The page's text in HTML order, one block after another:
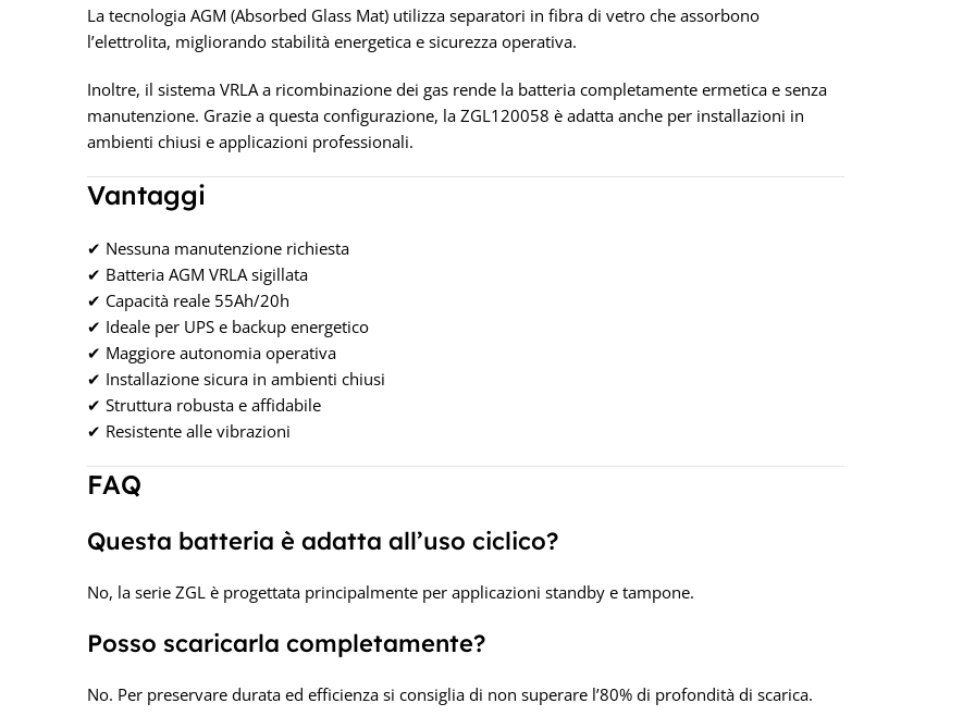
La tecnologia AGM (Absorbed Glass Mat) utilizza separatori in fibra di vetro che assorbono
l’elettrolita, migliorando stabilità energetica e sicurezza operativa.
Inoltre, il sistema VRLA a ricombinazione dei gas rende la batteria completamente ermetica e senza
manutenzione. Grazie a questa configurazione, la ZGL120058 è adatta anche per installazioni in
ambienti chiusi e applicazioni professionali.
Vantaggi
✔ Nessuna manutenzione richiesta
✔ Batteria AGM VRLA sigillata
✔ Capacità reale 55Ah/20h
✔ Ideale per UPS e backup energetico
✔ Maggiore autonomia operativa
✔ Installazione sicura in ambienti chiusi
✔ Struttura robusta e affidabile
✔ Resistente alle vibrazioni
FAQ
Questa batteria è adatta all’uso ciclico?
No, la serie ZGL è progettata principalmente per applicazioni standby e tampone.
Posso scaricarla completamente?
No. Per preservare durata ed efficienza si consiglia di non superare l’80% di profondità di scarica.